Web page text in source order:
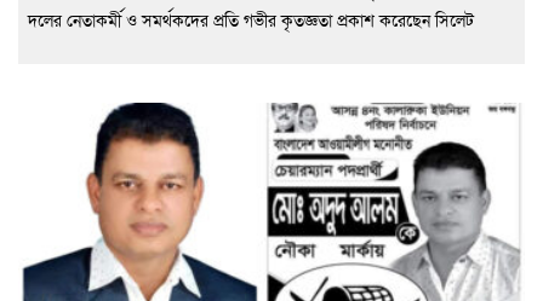
দলের নেতাকর্মী ও সমর্থকদের প্রতি গভীর কৃতজ্ঞতা প্রকাশ করেছেন সিলেট